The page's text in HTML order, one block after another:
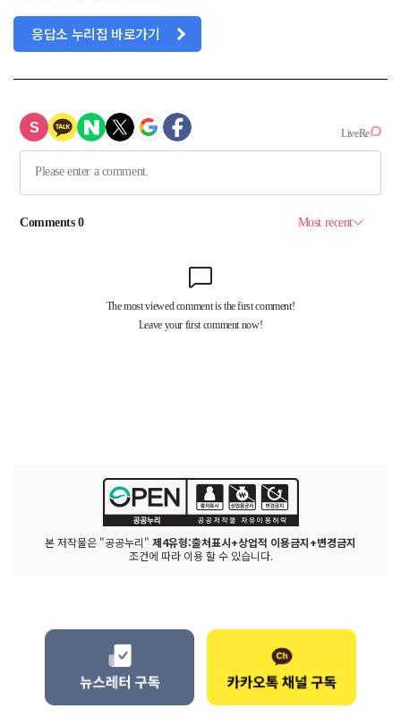
응답소 누리집 바로가기
본 저작물은 "공공누리" 제4유형:출처표시+상업적 이용금지+변경금지
조건에 따라 이용 할 수 있습니다.